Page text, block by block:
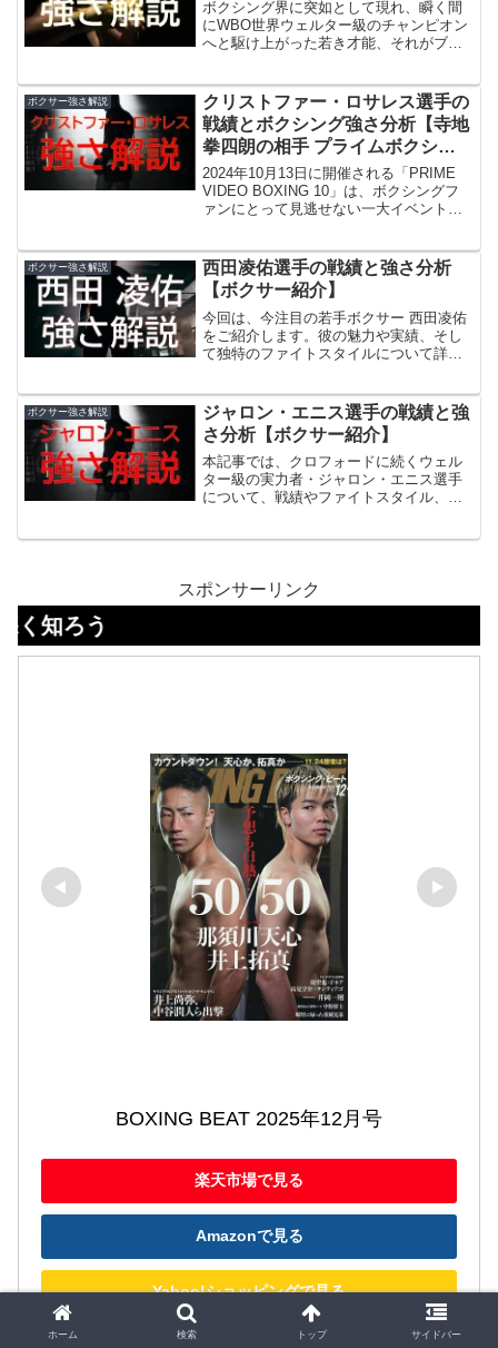
お楽しみください。
ボクシング界に突如として現れ、瞬く間
にWBO世界ウェルター級のチャンピオン
へと駆け上がった若き才能、それがブラ
すべき存在の一人として世界中のボクシ
ングファンの熱視線を浴びている。無敗
記録、圧倒的KO率、そして非凡な左フッ
ク。その全てがノーマンを特別な存在に
している。この記事では、そんなノーマ
ンJr.のプロフィールからファイトスタイ
ル、注目ポイントまで、詳しく掘り下げ
ていく。
ボクサー強さ解説
クリストファー・ロサレス選手の
戦績とボクシング強さ分析【寺地
拳四朗の相手 プライムボクシン
グ１０】
2024年10月13日に開催される「PRIME
VIDEO BOXING 10」は、ボクシングフ
ァンにとって見逃せない一大イベント
地拳四朗と対戦するのは、ニカラグア出
身の強豪ボクサー、クリストファー・ロ
サレスだ。彼のこれまでの戦績やファイ
トスタイルを知っておくことで、この試
合をより深く楽しむことができるだろ
う。本記事では、そんなロサレスの魅力
ボクサー強さ解説
西田凌佑選手の戦績と強さ分析
【ボクサー紹介】
今回は、今注目の若手ボクサー 西田凌佑
をご紹介します。彼の魅力や実績、そし
て独特のファイトスタイルについて詳し
す。ぜひ最後までお楽しみください！
ボクサー強さ解説
ジャロン・エニス選手の戦績と強
さ分析【ボクサー紹介】
本記事では、クロフォードに続くウェル
ター級の実力者・ジャロン・エニス選手
について、戦績やファイトスタイル、特
スポンサーリンク
BOXING BEAT 2025年12月号
楽天市場で見る
Amazonで見る
Yahoo!ショッピングで見る
ホーム 検索 トップ サイドバー